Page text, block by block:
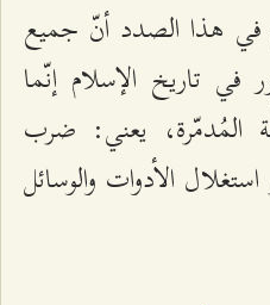
في هذا الصدد أنّ جميع
في تاريخ الإسلام إنّما
المُدمّرة، يعني: ضرب
الأدوات والوسائل